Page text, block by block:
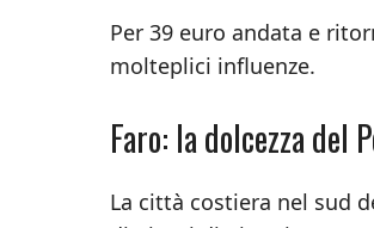
Per 39 euro andata e
molteplici influenze.
Faro: la dolcezza del
La città costiera nel sud